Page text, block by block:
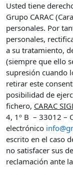
Usted tiene
Grupo CARAC
personales. Por
personales,
a su tratamiento,
(siempre que ello
supresión cuando
retirar este
posibilidad de
fichero, CARAC
4, 1º B – 33012 –
electrónico
escrito en el caso
no satisfacer sus
reclamación ante